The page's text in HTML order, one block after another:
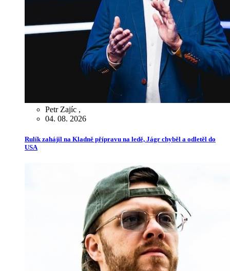
Petr Zajíc ,
04. 08. 2026
Rulík zahájil na Kladně přípravu na ledě, Jágr chyběl a odletěl do
USA